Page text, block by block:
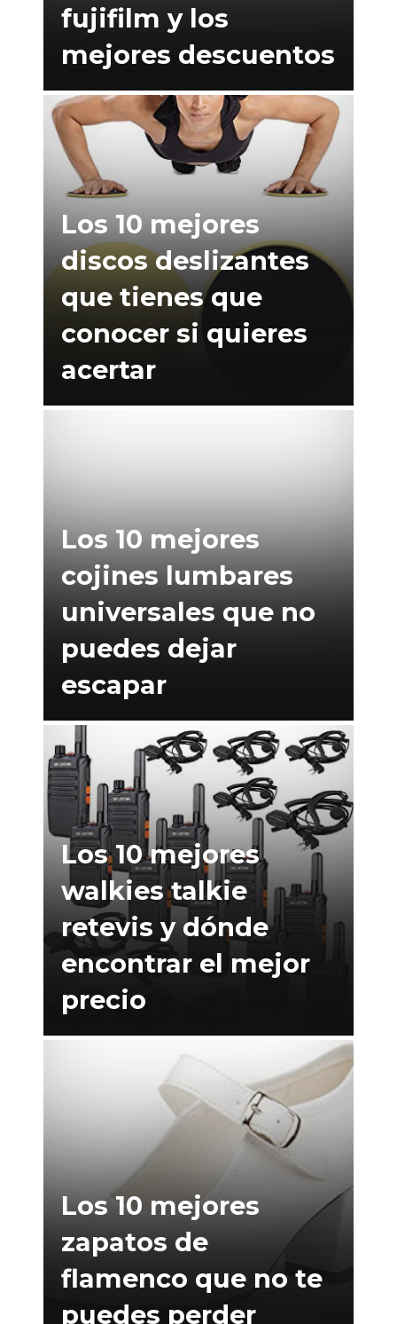
fujifilm y los
mejores descuentos
Los 10 mejores
discos deslizantes
que tienes que
conocer si quieres
acertar
Los 10 mejores
cojines lumbares
universales que no
puedes dejar
escapar
Los 10 mejores
walkies talkie
retevis y dónde
encontrar el mejor
precio
Los 10 mejores
zapatos de
flamenco que no te
puedes perder